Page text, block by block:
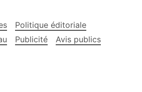
Politique éditoriale
Publicité
Avis publics